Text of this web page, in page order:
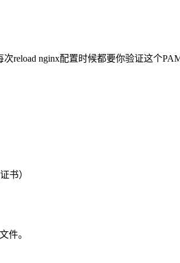
reload nginx配置时候都要你验证这个
书）
件。